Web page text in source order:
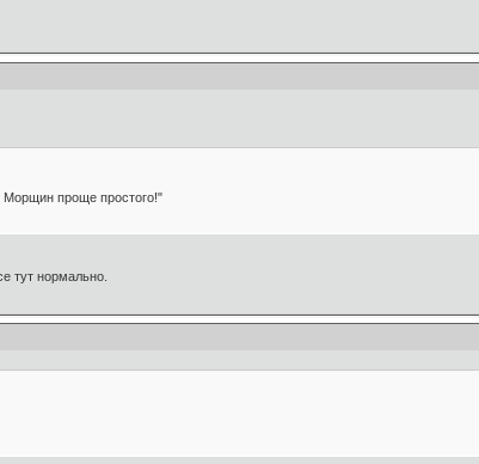
Морщин проще простого!"
тут нормально.